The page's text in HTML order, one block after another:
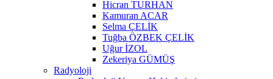
Hicran TURHAN
Kamuran ACAR
Selma ÇELİK
Tuğba ÖZBEK ÇELİK
Uğur İZOL
Zekeriya GÜMÜŞ
Radyoloji